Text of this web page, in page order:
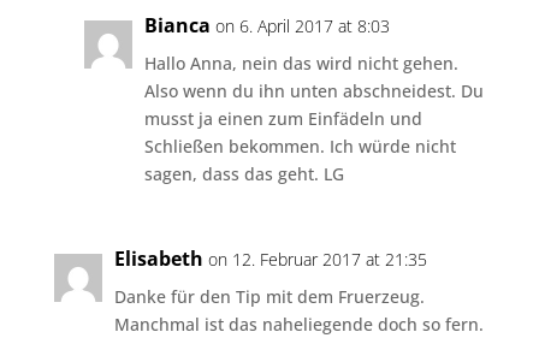
Bianca on 6. April 2017 at 8:03
Hallo Anna, nein das wird nicht gehen.
Also wenn du ihn unten abschneidest. Du
musst ja einen zum Einfädeln und
Schließen bekommen. Ich würde nicht
sagen, dass das geht. LG
Elisabeth on 12. Februar 2017 at 21:35
Danke für den Tip mit dem Fruerzeug.
Manchmal ist das naheliegende doch so fern.